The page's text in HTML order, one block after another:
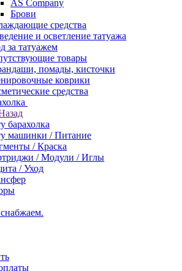
AS Company
Брови
средства
и осветление татуажа
за татуажем
товары
помады, кисточки
коврики
средства
барахолка
машинки / Питание
/ Краска
/ Модули / Иглы
/ Уход